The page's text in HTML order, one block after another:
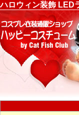
ハロウィン装飾 LED